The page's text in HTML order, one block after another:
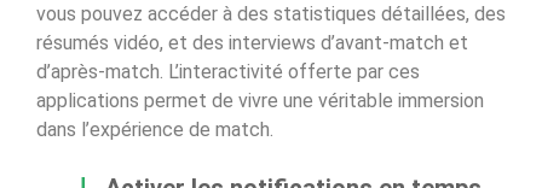
vous pouvez accéder à des statistiques détaillées, des
résumés vidéo, et des interviews d’avant-match et
d’après-match. L’interactivité offerte par ces
applications permet de vivre une véritable immersion
dans l’expérience de match.